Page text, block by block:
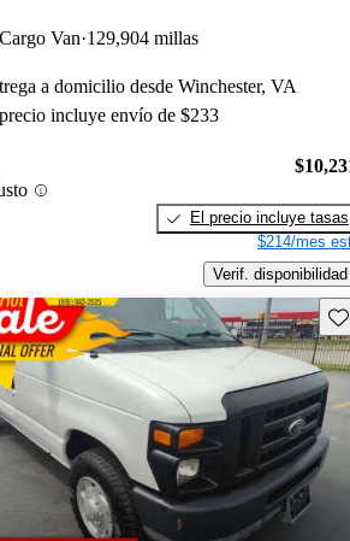
Van 129,904 millas
a domicilio desde Winchester, VA
incluye envío de $233
El precio incluye tasas
$214/mes
Verif. disponibilidad
Aviso